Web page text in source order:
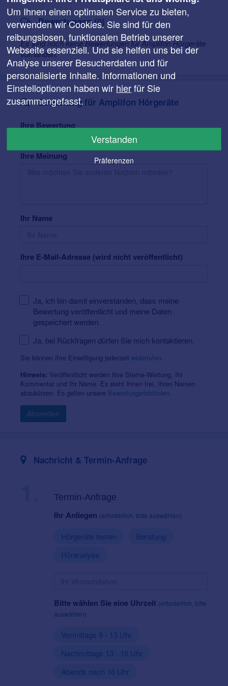
Bewertungen (0)
Es sind noch keine Bewertungen für Amplifon Hörgeräte
vorhanden.
Bewertung für Amplifon Hörgeräte
Ihre Bewertung
Ihre Meinung
Ihr Name
Ihre E-Mail-Adresse (wird nicht veröffentlicht)
Ja, ich bin damit einverstanden, dass meine
Bewertung veröffentlicht und meine Daten
gespeichert werden.
Ja, bei Rückfragen dürfen Sie mich kontaktieren.
Sie können Ihre Einwilligung jederzeit widerrufen.
Hinweis: Veröffentlicht werden Ihre Sterne-Wertung, Ihr
Kommentar und Ihr Name. Es steht Ihnen frei, Ihren Namen
abzukürzen. Es gelten unsere Bewertungsrichtlinien.
Absenden
Nachricht & Termin-Anfrage
Termin-Anfrage
Ihr Anliegen (erforderlich, bitte auswählen)
Hörgeräte testen
Beratung
Höranalyse
Bitte wählen Sie eine Uhrzeit (erforderlich, bitte
auswählen)
Vormittags 9 - 13 Uhr
Nachmittags 13 - 16 Uhr
Abends nach 16 Uhr
Um Ihnen einen optimalen Service zu bieten,
verwenden wir Cookies. Sie sind für den
reibungslosen, funktionalen Betrieb unserer
Webseite essenziell. Und sie helfen uns bei der
Analyse unserer Besucherdaten und für
personalisierte Inhalte. Informationen und
Einstelloptionen haben wir hierfür Sie
zusammengefasst.
Verstanden
Präferenzen